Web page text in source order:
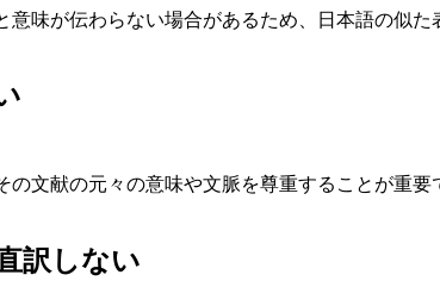
味が伝わらない場合があるため、日本語の似た
文献の元々の意味や文脈を尊重することが重要
訳しない